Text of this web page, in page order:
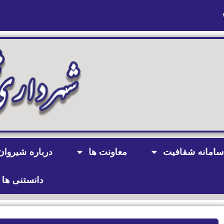
سامانه شفافیت معاونت ها درباره
دانستنی ها